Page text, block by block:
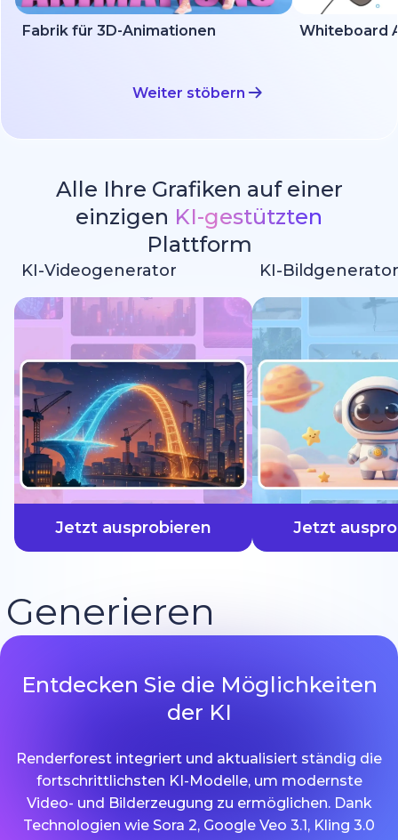
Fabrik für 3D-Animationen Whiteboard
Weiter stöbern
Alle Ihre Grafiken auf einer
einzigen KI-gestützten
Plattform
KI-Videogenerator
Jetzt ausprobieren
KI-Bildgenerator
Jetzt
Generieren
schneller
Entdecken Sie die Möglichkeiten
der KI
Renderforest integriert und aktualisiert ständig die
fortschrittlichsten KI-Modelle, um modernste
Video- und Bilderzeugung zu ermöglichen. Dank
Technologien wie Sora 2, Google Veo 3.1, Kling 3.0